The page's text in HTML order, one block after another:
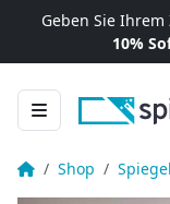
Zum Inhalt springen
Geben Sie Ihrem
10%
Startseite
Shop Spiegel
Spiegel für